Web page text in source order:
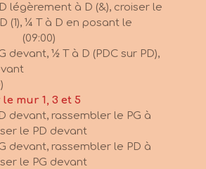
légèrement à D (&), croiser le
(1), ¼ T à D en posant le
devant, ½ T à D (PDC sur PD),
PG devant
mur 1, 3 et 5
devant, rassembler le PG à
le PD devant
devant, rassembler le PD à
le PG devant